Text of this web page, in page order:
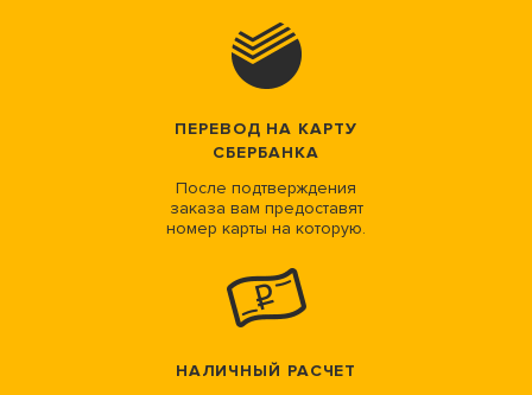
ПЕРЕВОД НА КАРТУ
СБЕРБАНКА
После подтверждения
заказа вам предоставят
номер карты на которую.
НАЛИЧНЫЙ РАСЧЕТ